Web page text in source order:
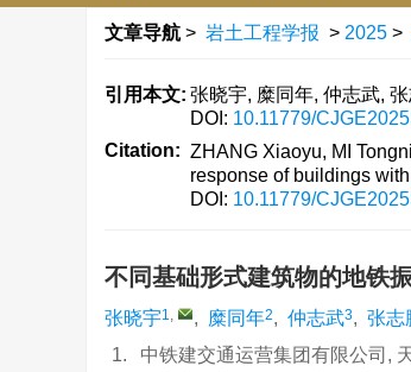
文章导航 > 岩土工程学报 > 2025 >
引用本文: 张晓宇, 糜同年, 仲志武,
DOI: 10.11779/
Citation: ZHANG Xiaoyu, MI
response of buildings
DOI: 10.11779/
不同基础形式建筑物的地铁
张晓宇1, , 糜同年2, 仲志武3, 张志
1.
中铁建交通运营集团有限公司,